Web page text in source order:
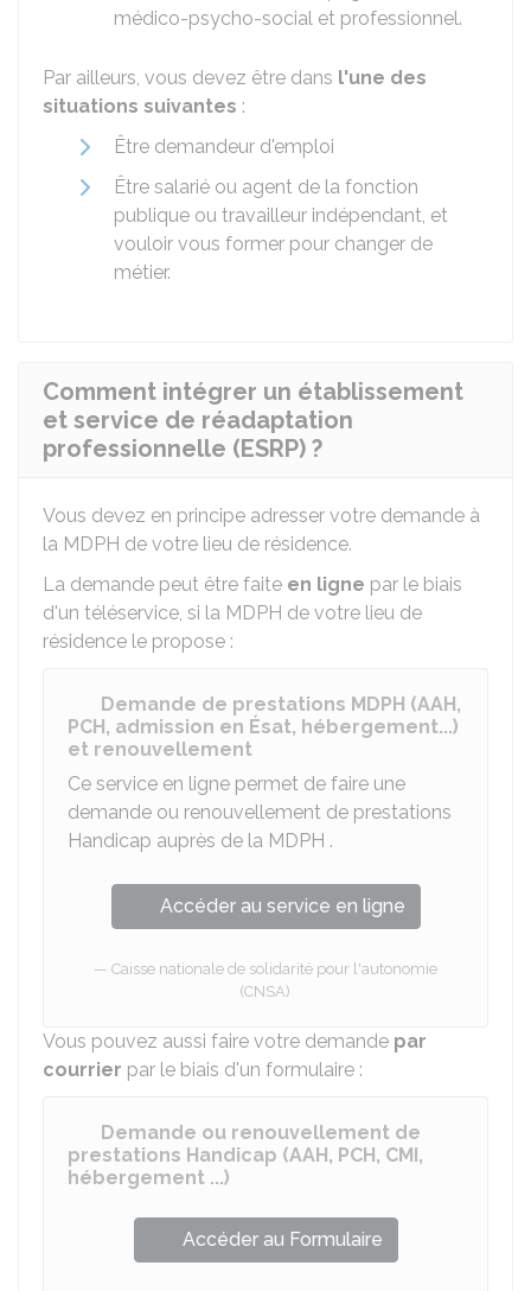
médico-psycho-social et professionnel.
Par ailleurs, vous devez être dans l'une des
situations suivantes :
Être demandeur d'emploi
Être salarié ou agent de la fonction
publique ou travailleur indépendant, et
vouloir vous former pour changer de
métier.
Comment intégrer un établissement
et service de réadaptation
professionnelle (ESRP) ?
Vous devez en principe adresser votre demande à
la MDPH de votre lieu de résidence.
La demande peut être faite en ligne par le biais
d'un téléservice, si la MDPH de votre lieu de
résidence le propose :
Demande de prestations MDPH (AAH,
PCH, admission en Ésat, hébergement...)
et renouvellement
Ce service en ligne permet de faire une
demande ou renouvellement de prestations
Handicap auprès de la MDPH .
Accéder au service en ligne
Caisse nationale de solidarité pour l'autonomie
(CNSA)
Vous pouvez aussi faire votre demande par
courrier par le biais d'un formulaire :
Demande ou renouvellement de
prestations Handicap (AAH, PCH, CMI,
hébergement ...)
Accéder au Formulaire